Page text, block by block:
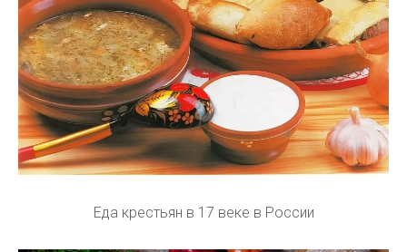
Еда крестьян в 17 веке в России